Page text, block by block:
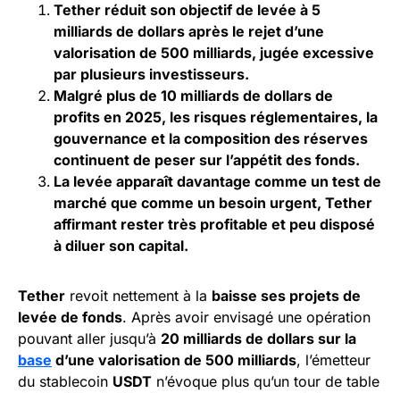
Tether réduit son objectif de levée à 5
milliards de dollars après le rejet d’une
valorisation de 500 milliards, jugée excessive
par plusieurs investisseurs.
Malgré plus de 10 milliards de dollars de
profits en 2025, les risques réglementaires, la
gouvernance et la composition des réserves
continuent de peser sur l’appétit des fonds.
La levée apparaît davantage comme un test de
marché que comme un besoin urgent, Tether
affirmant rester très profitable et peu disposé
à diluer son capital.
Tether revoit nettement à la baisse ses projets de
levée de fonds. Après avoir envisagé une opération
pouvant aller jusqu’à 20 milliards de dollars sur la
base d’une valorisation de 500 milliards, l’émetteur
du stablecoin USDT n’évoque plus qu’un tour de table